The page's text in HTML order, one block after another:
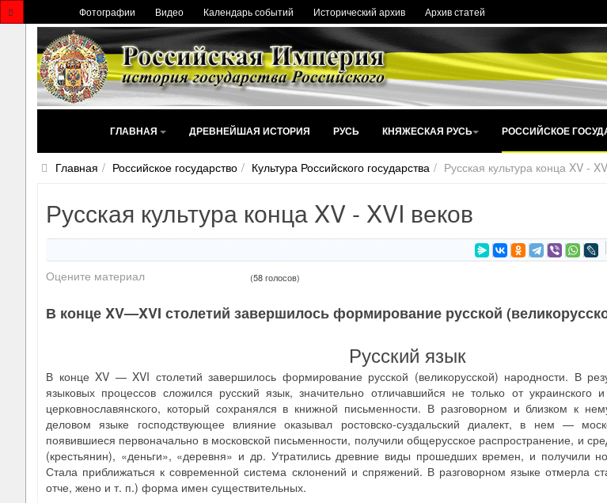
Фотографии Видео Календарь событий Исторический архив Архив статей
ГЛАВНАЯ ДРЕВНЕЙШАЯ ИСТОРИЯ РУСЬ КНЯЖЕСКАЯ РУСЬ РОССИЙСКОЕ
Главная Российское государство Культура Российского государства Русская культура конца XV -
Русская культура конца XV - XVI веков
Оцените материал (58 голосов)
В конце XV—XVI столетий завершилось формирование русской
Русский язык
В конце XV — XVI столетий завершилось формирование русской (великорусской) народности. В
языковых процессов сложился русский язык, значительно отличавшийся не только от украинского
церковнославянского, который сохранялся в книжной письменности. В разговорном и близком к
деловом языке господствующее влияние оказывал ростовско-суздальский диалект, в нем —
появившиеся первоначально в московской письменности, получили общерусское распространение, и
(крестьянин), «деньги», «деревня» и др. Утратились древние виды прошедших времен, и получили
Стала приближаться к современной система склонений и спряжений. В разговорном языке отмерла
отче, жено и т. п.) форма имен существительных.